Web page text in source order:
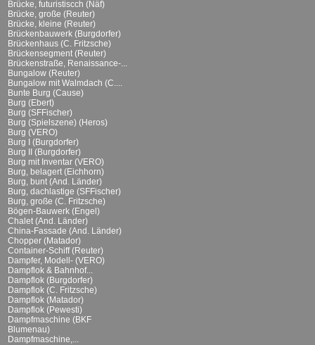
Brücke, futuristiscch (Näf)
Brücke, große (Reuter)
Brücke, kleine (Reuter)
Brückenbauwerk (Burgdorfer)
Brückenhaus (C. Fritzsche)
Brückensegment (Reuter)
Brückenstraße, Renaissance-...
Bungalow (Reuter)
Bungalow mit Walmdach (C....
Bunte Burg (Cause)
Burg (Ebert)
Burg (SFFischer)
Burg (Spielszene) (Heros)
Burg (VERO)
Burg I (Burgdorfer)
Burg II (Burgdorfer)
Burg mit Inventar (VERO)
Burg, belagert (Eichhorn)
Burg, bunt (And. Länder)
Burg, dachlastige (SFFischer)
Burg, große (C. Fritzsche)
Bögen-Bauwerk (Engel)
Chalet (And. Länder)
China-Fassade (And. Länder)
Chopper (Matador)
Container-Schiff (Reuter)
Dampfer, Modell- (VERO)
Dampflok & Bahnhof...
Dampflok (Burgdorfer)
Dampflok (C. Fritzsche)
Dampflok (Matador)
Dampflok (Pewesti)
Dampfmaschine (BKF
Blumenau)
Dampfmaschine,...